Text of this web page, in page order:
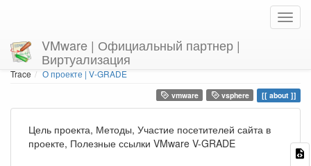
VMware | Официальный партнер |
Виртуализация
You are here
Home
Trace
О проекте | V-GRADE
vmware vsphere about
Цель проекта, Методы, Участие посетителей сайта в
проекте, Полезные ссылки VMware V-GRADE